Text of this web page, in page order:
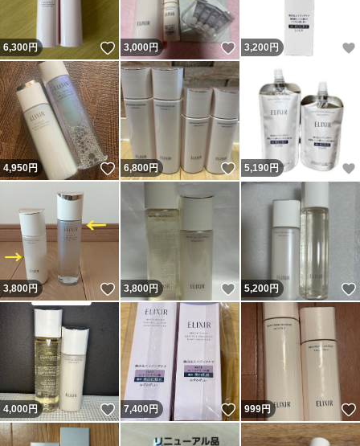
6,300円 いいね！
3,000円 いいね！
3,200 円
4,950円 いいね！
6,800円 いいね！
5,190円
3,800円 いいね！
3,800円 いいね！
5,200円
4,000円 いいね！
7,400円 いいね！
999円